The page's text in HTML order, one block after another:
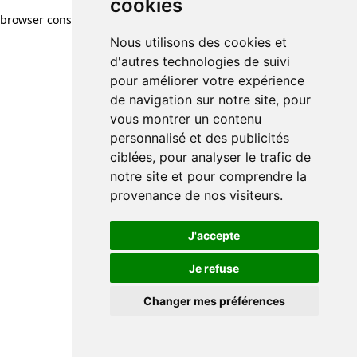
cookies
Nous utilisons des cookies et
d'autres technologies de suivi
pour améliorer votre expérience
de navigation sur notre site, pour
vous montrer un contenu
personnalisé et des publicités
ciblées, pour analyser le trafic de
notre site et pour comprendre la
provenance de nos visiteurs.
J'accepte
Je refuse
Changer mes préférences
browser console for more information)